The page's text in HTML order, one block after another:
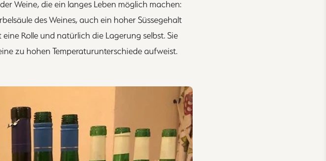
Weine, die ein langes Leben möglich machen:
des Weines, auch ein hoher Süssegehalt
Rolle und natürlich die Lagerung selbst. Sie
zu hohen Temperaturunterschiede aufweist.